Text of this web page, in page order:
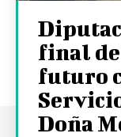
final
futuro
Doña